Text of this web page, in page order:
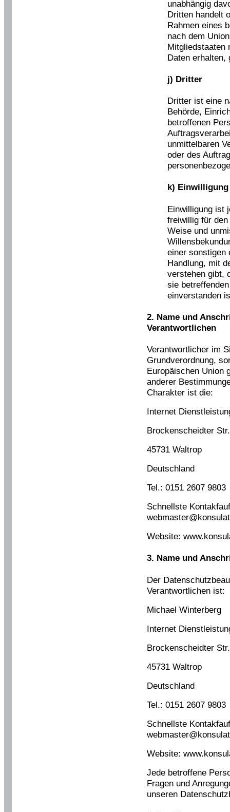
unabhängig
Dritten handelt
Rahmen eines
nach dem
Mitgliedstaaten
Daten erhalten,
j) Dritter
Dritter ist eine
Behörde,
betroffenen
unmittelbaren
oder des
k) Einwilligung
Einwilligung ist
freiwillig für
Weise und
einer sonstigen
Handlung, mit
verstehen gibt,
sie
einverstanden
2. Name und
Verantwortlichen
Verantwortlicher im
Grundverordnung,
Europäischen Union
anderer
Charakter ist die:
Internet
Brockenscheidter
45731 Waltrop
Deutschland
Tel.: 0151 2607 9803
Schnellste
Website:
3. Name und
Der
Verantwortlichen ist:
Michael Winterberg
Internet
Brockenscheidter
45731 Waltrop
Deutschland
Tel.: 0151 2607 9803
Schnellste
Website:
Jede betroffene
Fragen und
unseren